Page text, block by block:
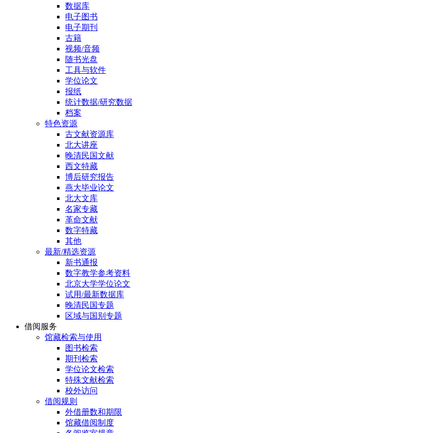
数据库
电子图书
电子期刊
古籍
视频/音频
随书光盘
工具与软件
学位论文
报纸
统计数据/研究数据
档案
特色资源
古文献资源库
北大讲座
晚清民国文献
西文特藏
博后研究报告
燕大毕业论文
北大文库
名家专藏
革命文献
数字特藏
其他
最新/精选资源
新书通报
数字教学参考资料
北京大学学位论文
试用/最新数据库
晚清民国专题
区域与国别专题
借阅服务
馆藏检索与使用
图书检索
期刊检索
学位论文检索
特殊文献检索
校外访问
借阅规则
外借册数和期限
馆藏借阅制度